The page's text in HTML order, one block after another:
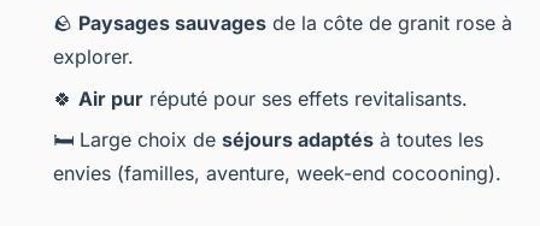
🪨 Paysages sauvages de la côte de granit rose à
explorer.
🍀 Air pur réputé pour ses effets revitalisants.
🛏️ Large choix de séjours adaptés à toutes les
envies (familles, aventure, week-end cocooning).